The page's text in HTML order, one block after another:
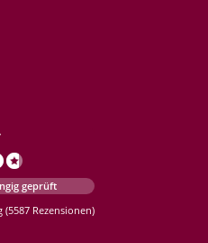
geprüft
(5587 Rezensionen)